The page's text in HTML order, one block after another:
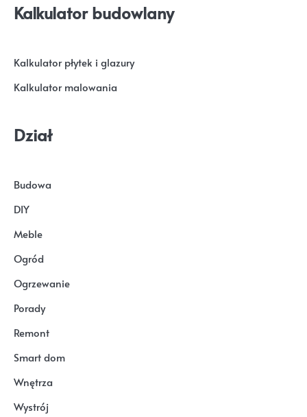
Kalkulator budowlany
Kalkulator płytek i glazury
Kalkulator malowania
Dział
Budowa
DIY
Meble
Ogród
Ogrzewanie
Porady
Remont
Smart dom
Wnętrza
Wystrój